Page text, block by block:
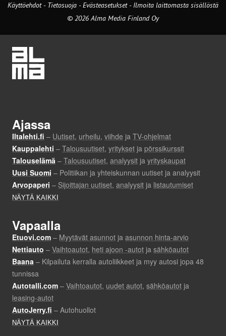
Käyttöehdot - Tietosuoja -Evästeasetukset- Ilmoita laittomasta sisällöstä
© 2026 Alma Media Finland Oy